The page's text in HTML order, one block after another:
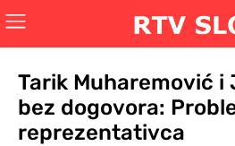
Tarik Muharemović
bez dogovora:
reprezentativca